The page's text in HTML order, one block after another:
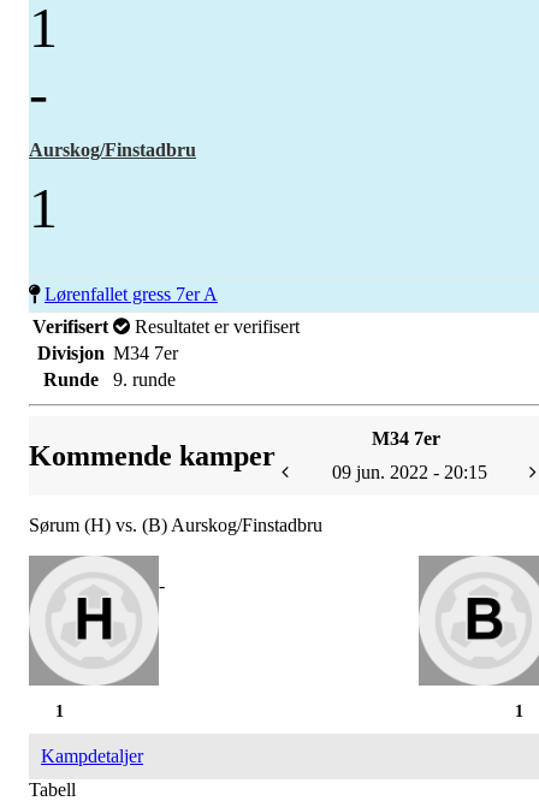
1
-
Aurskog/Finstadbru
1
Lørenfallet gress 7er A
Verifisert
Resultatet er verifisert
Divisjon M34 7er
Runde
9. runde
Kommende kamper
M34 7er
09 jun. 2022 - 20:15
Sørum (H) vs. (B) Aurskog/Finstadbru
-
1
1
Kampdetaljer
Tabell